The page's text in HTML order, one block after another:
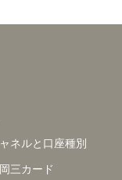
ネルと口座種別
三カード